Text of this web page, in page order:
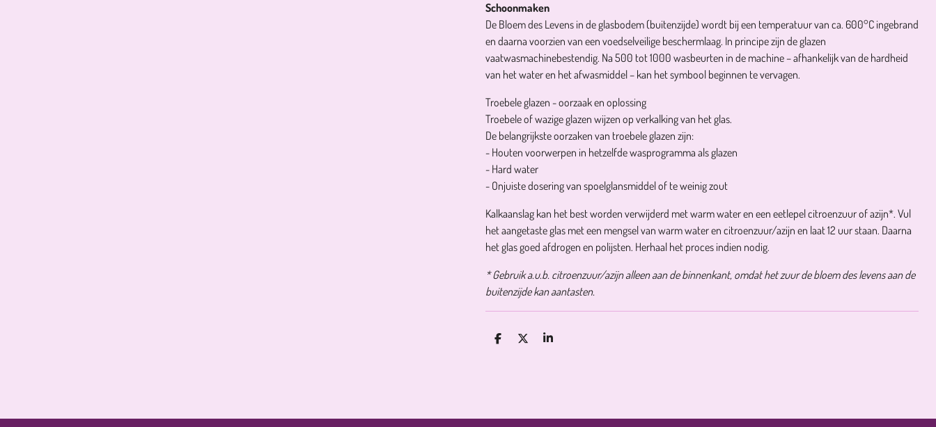
Schoonmaken
De Bloem des Levens in de glasbodem (buitenzijde) wordt bij een temperatuur van ca. 600°C ingebrand
en daarna voorzien van een voedselveilige beschermlaag. In principe zijn de glazen
vaatwasmachinebestendig. Na 500 tot 1000 wasbeurten in de machine – afhankelijk van de hardheid
van het water en het afwasmiddel – kan het symbool beginnen te vervagen.
Troebele glazen - oorzaak en oplossing
Troebele of wazige glazen wijzen op verkalking van het glas.
De belangrijkste oorzaken van troebele glazen zijn:
- Houten voorwerpen in hetzelfde wasprogramma als glazen
- Hard water
- Onjuiste dosering van spoelglansmiddel of te weinig zout
Kalkaanslag kan het best worden verwijderd met warm water en een eetlepel citroenzuur of azijn*. Vul
het aangetaste glas met een mengsel van warm water en citroenzuur/azijn en laat 12 uur staan. Daarna
het glas goed afdrogen en polijsten. Herhaal het proces indien nodig.
* Gebruik a.u.b. citroenzuur/azijn alleen aan de binnenkant, omdat het zuur de bloem des levens aan de
buitenzijde kan aantasten.
D
D
S